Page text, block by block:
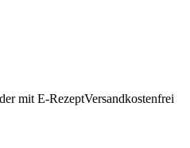
mit E-RezeptVersandkostenfrei